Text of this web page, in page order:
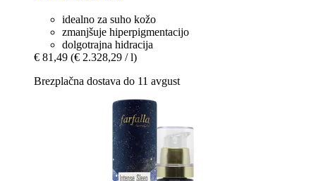
idealno za suho kožo
zmanjšuje hiperpigmentacijo
dolgotrajna hidracija
€ 81,49 (€ 2.328,29 / l)
Brezplačna dostava do 11 avgust